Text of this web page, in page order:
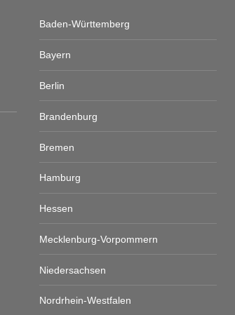
Baden-Württemberg
Bayern
Berlin
Brandenburg
Bremen
Hamburg
Hessen
Mecklenburg-Vorpommern
Niedersachsen
Nordrhein-Westfalen